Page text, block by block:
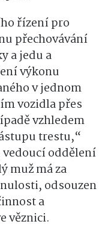
řízení pro
přechovávání
a jedu a
výkonu
v jednom
vozidla přes
vzhledem
trestu,“
oddělení
muž má za
odsouzen
a
věznici.